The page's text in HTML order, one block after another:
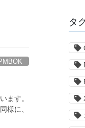
ます。
様に、
タ